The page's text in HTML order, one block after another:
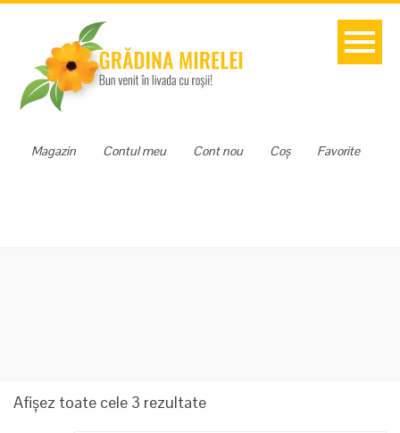
Favorite
Coș
Cont nou
Contul meu
Magazin
Afișez toate cele 3 rezultateSortat